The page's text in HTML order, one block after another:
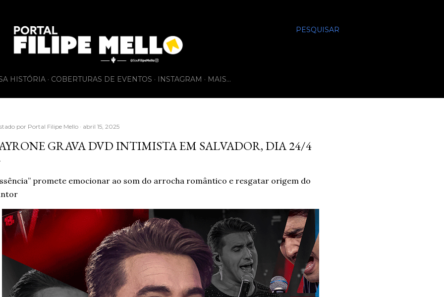
PESQUISAR
HISTÓRIA COBERTURAS DE EVENTOS INSTAGRAM MAIS…
por Portal Filipe Mello abril 15, 2025
GRAVA DVD INTIMISTA EM SALVADOR, DIA 24/4
promete emocionar ao som do arrocha romântico e resgatar origem do